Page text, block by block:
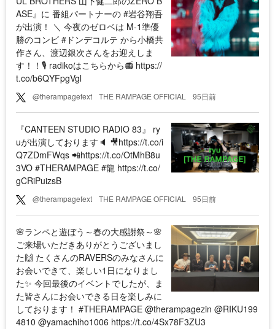
ASE』に 番組パートナーの #岩谷翔吾
が出演！ ＼ 今夜のゼロベは M-1準優
勝のコンビ #ドンデコルテ から小橋共
作さん、渡辺銀次さんをお迎えしま
す！！🎙️ radikoはこちらから📻 https://
t.co/b6QYFpgVgl
@therampagefext THE RAMPAGE OFFICIAL 95日前
『CANTEEN STUDIO RADIO 83』 ry
uが出演しております🔈 🎥https://t.co/i
Q7ZDmFWqs 📲https://t.co/OtMhB8u
3VO #THERAMPAGE #龍 https://t.co/
gCRiPuizsB
@therampagefext THE RAMPAGE OFFICIAL 95日前
🌸ランペと遊ぼう～春の大感謝祭～🌸
ご来場いただきありがとうございまし
た🙌 たくさんのRAVERSのみなさんに
お会いできて、楽しい1日になりまし
た✨ 今回最後のイベントでしたが、ま
た皆さんにお会いできる日を楽しみに
しております！ #THERAMPAGE @therampagezin @RIKU199
4810 @yamachiho1006 https://t.co/4Sx78F3ZU3